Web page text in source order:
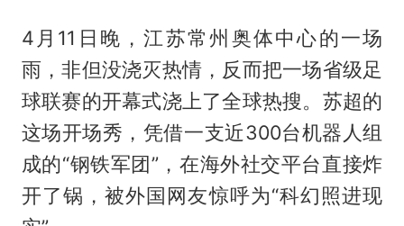
4月11日晚，江苏常州奥体中心的一场
雨，非但没浇灭热情，反而把一场省级足
球联赛的开幕式浇上了全球热搜。苏超的
这场开场秀，凭借一支近300台机器人组
成的“钢铁军团”，在海外社交平台直接炸
开了锅，被外国网友惊呼为“科幻照进现